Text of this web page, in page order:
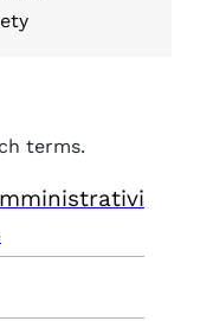
terms.